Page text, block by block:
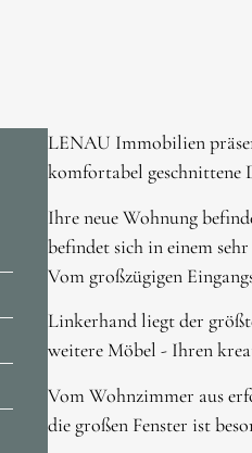
LENAU Immobilien
komfortabel
Ihre neue Wohnung
befindet sich in einem
Vom großzügigen
Linkerhand liegt der
weitere Möbel - Ihren
Vom Wohnzimmer aus
die großen Fenster ist